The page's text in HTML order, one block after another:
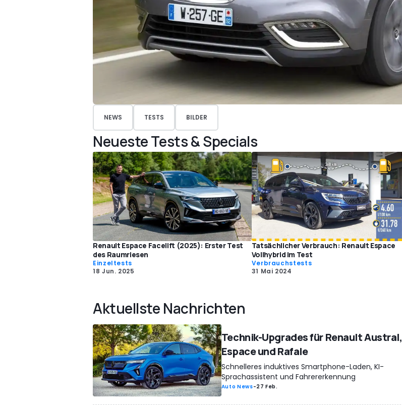
NEWS TESTS BILDER
Neueste Tests & Specials
Renault Espace Facelift (2025): Erster Test
des Raumriesen
Einzeltests
18 Jun. 2025
Tatsächlicher Verbrauch: Renault Espace
Vollhybrid im Test
Verbrauchstests
31 Mai 2024
Aktuellste Nachrichten
Technik-Upgrades für Renault Austral,
Espace und Rafale
Schnelleres induktives Smartphone-Laden, KI-
Sprachassistent und Fahrererkennung
Auto News-27 Feb.